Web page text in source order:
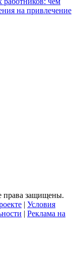
на привлечение
права защищены.
| Условия
| Реклама на